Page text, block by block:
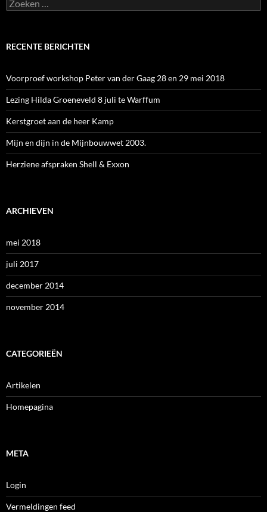
naar:
RECENTE BERICHTEN
Voorproef workshop Peter van der Gaag 28 en 29 mei 2018
Lezing Hilda Groeneveld 8 juli te Warffum
Kerstgroet aan de heer Kamp
Mijn en dijn in de Mijnbouwwet 2003.
Herziene afspraken Shell & Exxon
ARCHIEVEN
mei 2018
juli 2017
december 2014
november 2014
CATEGORIEËN
Artikelen
Homepagina
META
Login
Vermeldingen feed